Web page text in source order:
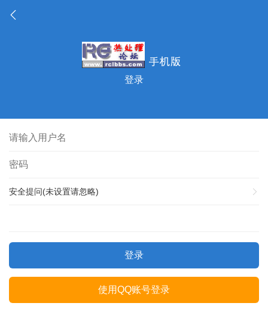
登录
安全提问(未设置请忽略)
登录
使用QQ账号登录